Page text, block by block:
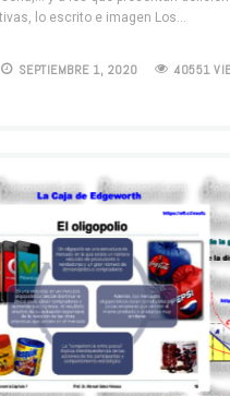
lo escrito e imagen Los…
SEPTIEMBRE 1, 2020 40551